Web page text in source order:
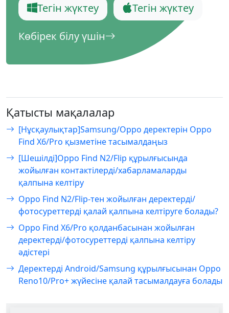
Тегін жүктеу Тегін жүктеу
Көбірек білу үшін
Қатысты мақалалар
[Нұсқаулықтар]Samsung/Oppo деректерін Oppo
Find X6/Pro қызметіне тасымалдаңыз
[Шешілді]Oppo Find N2/Flip құрылғысында
жойылған контактілерді/хабарламаларды
қалпына келтіру
Oppo Find N2/Flip-тен жойылған деректерді/
фотосуреттерді қалай қалпына келтіруге болады?
Oppo Find X6/Pro қолданбасынан жойылған
деректерді/фотосуреттерді қалпына келтіру
әдістері
Деректерді Android/Samsung құрылғысынан Oppo
Reno10/Pro+ жүйесіне қалай тасымалдауға болады